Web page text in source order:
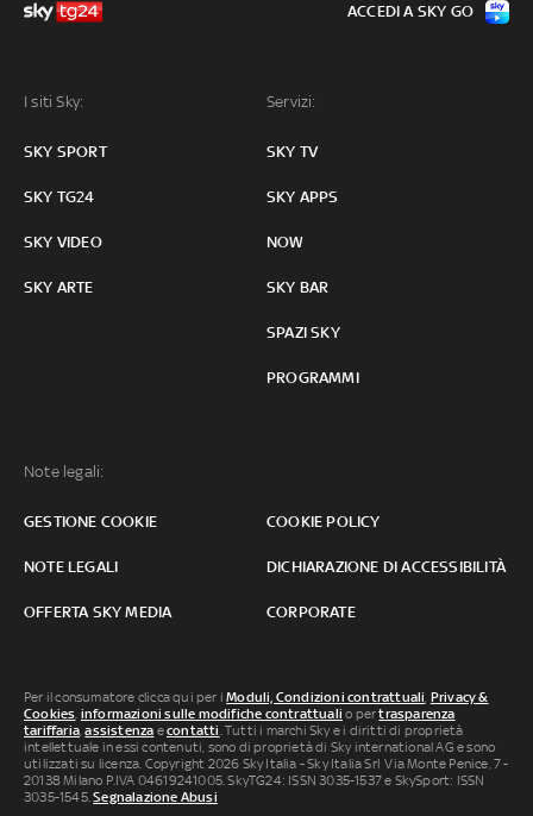
I siti Sky:
SKY SPORT
SKY TG24
SKY VIDEO
SKY ARTE
Servizi:
SKY TV
SKY APPS
NOW
SKY BAR
SPAZI SKY
PROGRAMMI
Note legali:
GESTIONE COOKIE COOKIE POLICY
NOTE LEGALI DICHIARAZIONE DI ACCESSIBILITÀ
OFFERTA SKY MEDIA CORPORATE
ACCEDI A SKY GO
Per il consumatore clicca qui per iModuli, Condizioni contrattuali, Privacy &
Cookies, informazioni sulle modifiche contrattuali o pertrasparenza
tariffaria,assistenza econtatti. Tutti i marchi Sky e i diritti di proprietà
intellettuale in essi contenuti, sono di proprietà di Sky international AG e sono
utilizzati su licenza. Copyright 2026 Sky Italia - Sky Italia Srl Via Monte Penice, 7 -
20138 Milano P.IVA 04619241005. SkyTG24: ISSN 3035-1537 e SkySport: ISSN
3035-1545.Segnalazione Abusi